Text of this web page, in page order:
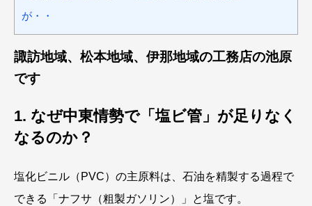
が・・
諏訪地域、松本地域、伊那地域の工務店の池原
です
1. なぜ中東情勢で「塩ビ管」が足りなく
なるのか？
塩化ビニル（PVC）の主原料は、石油を精製する過程で
できる「ナフサ（粗製ガソリン）」と塩です。